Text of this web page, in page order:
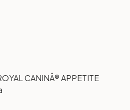
CANINÂ® APPETITE